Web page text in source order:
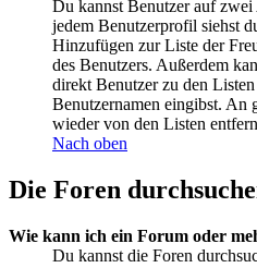
Du kannst Benutzer auf
jedem Benutzerprofil siehst
Hinzufügen zur Liste der
des Benutzers. Außerdem
direkt Benutzer zu den
Benutzernamen eingibst. An
wieder von den Listen
Nach oben
Die Foren
Wie kann ich ein Forum oder
Du kannst die Foren